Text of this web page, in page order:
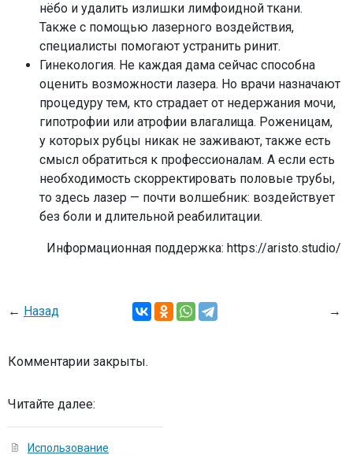
нёбо и удалить излишки лимфоидной ткани.
Также с помощью лазерного воздействия,
специалисты помогают устранить ринит.
Гинекология. Не каждая дама сейчас способна
оценить возможности лазера. Но врачи назначают
процедуру тем, кто страдает от недержания мочи,
гипотрофии или атрофии влагалища. Роженицам,
у которых рубцы никак не заживают, также есть
смысл обратиться к профессионалам. А если есть
необходимость скорректировать половые трубы,
то здесь лазер — почти волшебник: воздействует
без боли и длительной реабилитации.
Информационная поддержка: https://aristo.studio/
← Назад →
Комментарии закрыты.
Читайте далее:
Использование